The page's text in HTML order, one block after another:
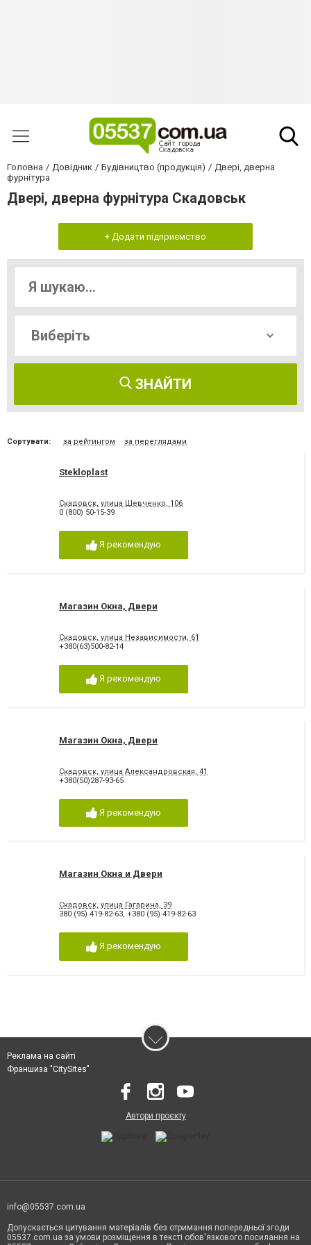
Головна Довідник Будівництво (продукція)
Двері, дверна
фурнітура
Двері, дверна фурнітура Скадовськ
+ Додати підприємство
ЗНАЙТИ
Сортувати: за рейтингом за переглядами
Stekloplast
Скадовск, улица Шевченко, 106
0 (800) 50-15-39
Я рекомендую
Магазин Окна, Двери
Скадовск, улица Независимости, 61
+380(63)500-82-14
Я рекомендую
Магазин Окна, Двери
Скадовск, улица Александровская, 41
+380(50)287-93-65
Я рекомендую
Магазин Окна и Двери
Скадовск, улица Гагарина, 39
380 (95) 419-82-63, +380 (95) 419-82-63
Я рекомендую
Реклама на сайті
Франшиза "CitySites"
Автори проєкту
info@05537.com.ua
Допускається цитування матеріалів без отримання попередньої згоди
05537.com.ua за умови розміщення в тексті обов'язкового посилання на